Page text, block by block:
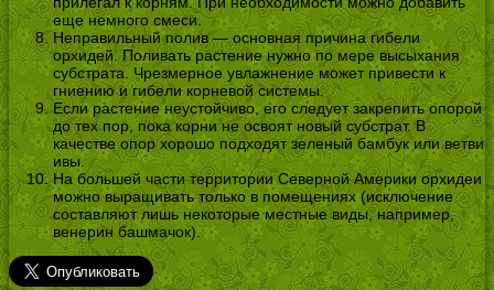
еще немного смеси.
Неправильный полив — основная причина гибели
орхидей. Поливать растение нужно по мере высыхания
субстрата. Чрезмерное увлажнение может привести к
гниению и гибели корневой системы.
Если растение неустойчиво, его следует закрепить опорой
до тех пор, пока корни не освоят новый субстрат. В
качестве опор хорошо подходят зеленый бамбук или ветви
ивы.
На большей части территории Северной Америки орхидеи
можно выращивать только в помещениях (исключение
составляют лишь некоторые местные виды, например,
венерин башмачок).